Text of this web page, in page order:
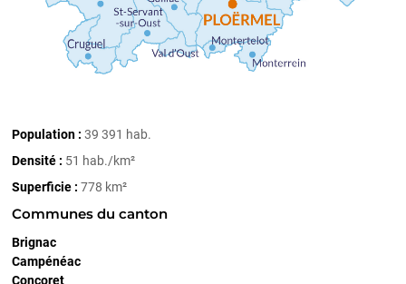
Population : 39 391 hab.
Densité : 51 hab./km²
Superficie : 778 km²
Communes du canton
Brignac
Campénéac
Concoret